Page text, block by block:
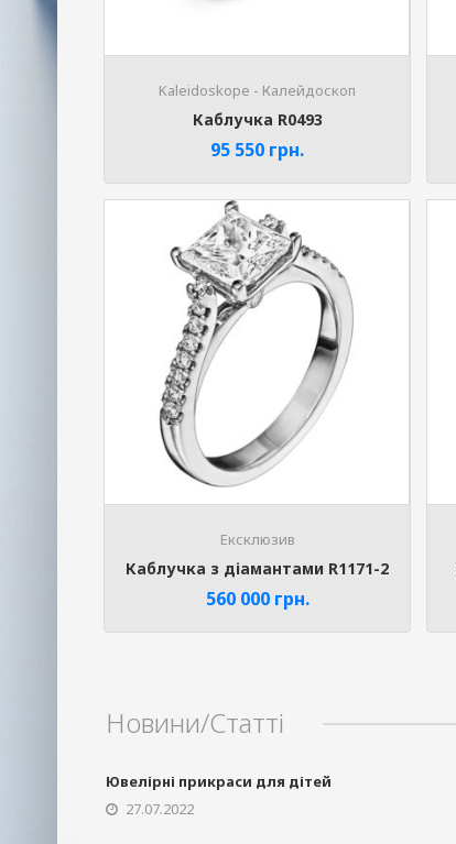
Kaleidoskope - Калейдоскоп
Каблучка R0493
95 550 грн.
Ексклюзив
Каблучка з діамантами R1171-2
560 000 грн.
Новини/Статті
Ювелірні прикраси для дітей
27.07.2022